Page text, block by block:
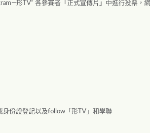
形TV” 各參賽者「正式宣傳片」中進行投票，網
份證登記以及follow「形TV」和學聯